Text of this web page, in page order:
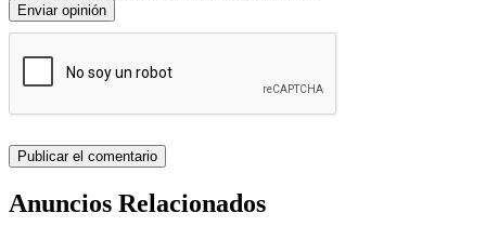
Enviar opinión
Anuncios Relacionados